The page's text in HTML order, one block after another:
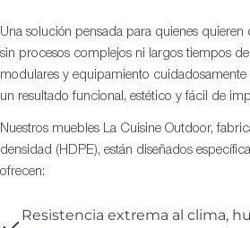
Una solución pensada para quienes quieren
sin procesos complejos ni largos tiempos
modulares y equipamiento
un resultado funcional, estético y fácil de
Nuestros muebles La Cuisine Outdoor,
densidad (HDPE), están diseñados
ofrecen:
Resistencia extrema al clima,